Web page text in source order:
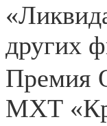
других
Премия
МХТ